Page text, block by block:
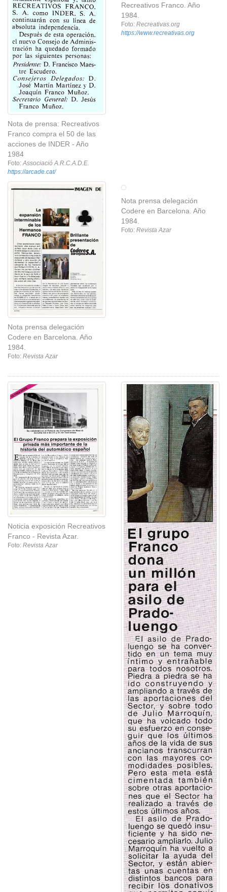
Nota de prensa: Recreativos
Franco compra el 50 de las
acciones de INDER - Año
1984
Foto:Associació A.R.C.A.D.E.
https://arcade.cat/
Recreativos Franco. Año
1984.
Foto: Recreativas.org
https://www.recreativas.org
Nota prensa delegación
Codere en Barcelona. Año
1984.
Foto: Revista Azar
Nota prensa delegación
Codere en Barcelona. Año
1984.
Foto: Revista Azar
Noticia exposición Recreativos
Franco - Revista Azar.
Foto: Revista Azar